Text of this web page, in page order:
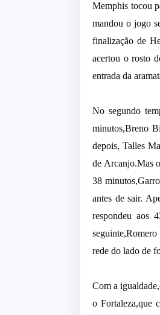
Memphis tocou
mandou o jogo
finalização de
acertou o rosto
entrada da
No segundo
minutos,Breno
depois, Talles
de Arcanjo.Mas
38
antes de sair.
respondeu aos
rede do lado de
Com a
o Fortaleza,que